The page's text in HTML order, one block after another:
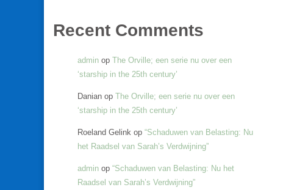
Recent Comments
admin op The Orville; een serie nu over een
‘starship in the 25th century’
Danian op The Orville; een serie nu over een
‘starship in the 25th century’
Roeland Gelink op “Schaduwen van Belasting: Nu
het Raadsel van Sarah’s Verdwijning”
admin op “Schaduwen van Belasting: Nu het
Raadsel van Sarah’s Verdwijning”